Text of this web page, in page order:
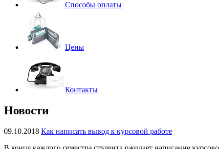
Способы оплаты
Цены
Контакты
Новости
09.10.2018 Как написать вывод к курсовой работе